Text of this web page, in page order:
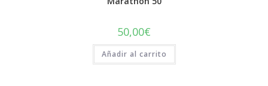
50,00€
Añadir al carrito